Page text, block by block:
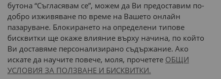
Доставка до адрес с:
или
наш транспорт
бутона “Съгласявам се”, можем да Ви предоставим по-
добро изживяване по време на Вашето онлайн
пазаруване. Блокирането на определени типове
бисквитки ще окаже влияние върху начина, по който
Ви доставяме персонализирано съдържание. Ако
искате да научите повече, моля, прочетете ОБЩИ
УСЛОВИЯ ЗА ПОЛЗВАНЕ И БИСКВИТКИ.